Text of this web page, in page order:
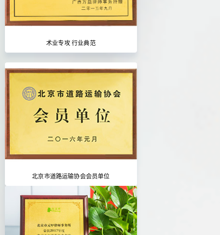
术业专攻 行业典范
北京市道路运输协会会员单位